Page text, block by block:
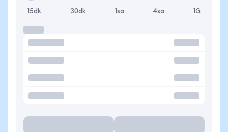
15dk 30dk 1sa 4sa 1G